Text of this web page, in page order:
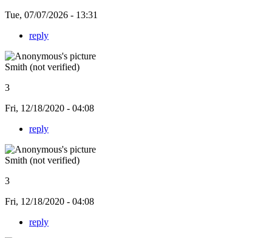
Tue, 07/07/2026 - 13:31
reply
Smith (not verified)
3
Fri, 12/18/2020 - 04:08
reply
Smith (not verified)
3
Fri, 12/18/2020 - 04:08
reply